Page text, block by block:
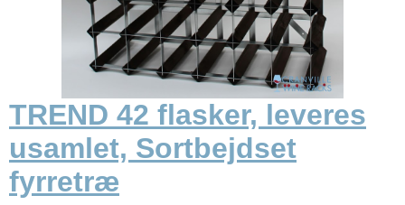
TREND 42 flasker, leveres
usamlet, Sortbejdset
fyrretræ